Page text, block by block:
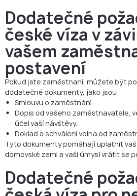
Dodatečné
české víza v
vašem
postavení
Pokud jste zaměstnaní, můžete být
dodatečné dokumenty, jako jsou:
Smlouvu o zaměstnání.
Dopis od vašeho zaměstnavatele,
účel vaší návštěvy.
Doklad o schválení volna od
Tyto dokumenty pomáhají uplatnit
domovské zemi a vaši úmysl vrátit se
Dodatečné